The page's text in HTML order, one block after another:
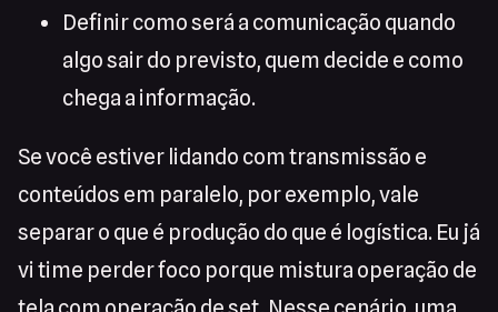
Definir como será a comunicação quando
algo sair do previsto, quem decide e como
chega a informação.
Se você estiver lidando com transmissão e
conteúdos em paralelo, por exemplo, vale
separar o que é produção do que é logística. Eu já
vi time perder foco porque mistura operação de